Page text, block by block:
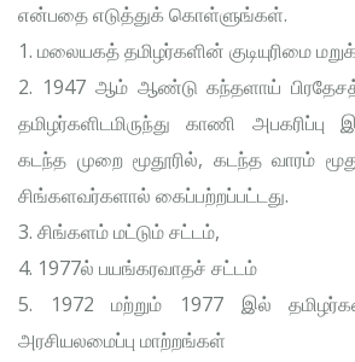
என்பதை எடுத்துக் கொள்ளுங்கள்.
1. மலையகத் தமிழர்களின் குடியுரிமை
2. 1947 ஆம் ஆண்டு கந்தளாய்
தமிழர்களிடமிருந்து காணி அபகரிப்பு
கடந்த முறை மூதூரில், கடந்த வாரம்
சிங்களவர்களால் கைப்பற்றப்பட்டது.
3. சிங்களம் மட்டும் சட்டம்,
4. 1977ல் பயங்கரவாதச் சட்டம்
5. 1972 மற்றும் 1977 இல்
அரசியலமைப்பு மாற்றங்கள்